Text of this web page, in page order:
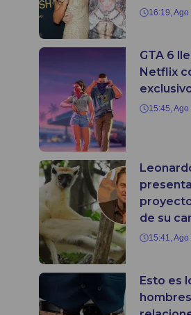
16:19,
GTA 6
Netflix
15:45,
de su
15:41,
Esto es